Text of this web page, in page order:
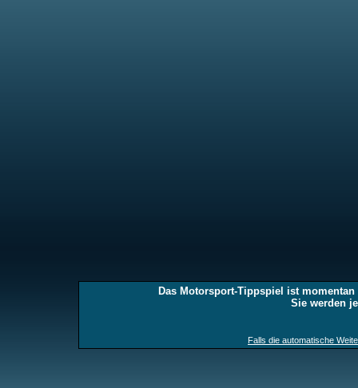
Das Motorsport-Tippspiel ist
Sie werden
Falls die automatische